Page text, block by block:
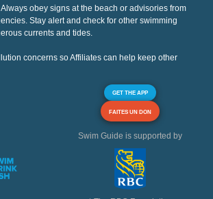
obey signs at the beach or advisories from
Stay alert and check for other swimming
currents and tides.
concerns so Affiliates can help keep other
GET THE APP
FAITES UN DON
Swim Guide is supported by